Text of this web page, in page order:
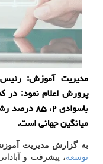
مدیریت آموزش:
میانگین جهانی است.
به گزارش مدیریت
توسعه، پیشرفت و